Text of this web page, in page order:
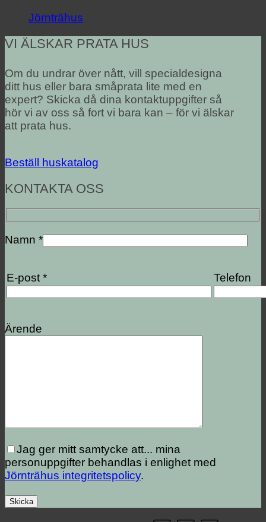
Jörnträhus
VI ÄLSKAR PRATA HUS
Om du undrar över nått, vill specialdesigna
ditt hus eller bara småprata lite med en
expert? Skicka då dina kontaktuppgifter så
hör vi av oss så fort vi bara kan – för vi älskar
att prata hus.
Beställ huskatalog
KONTAKTA OSS
Namn *
E-post * Telefon
Ärende
Jag ger mitt samtycke att... mina
personuppgifter behandlas i enlighet med
Jörnträhus integritetspolicy.